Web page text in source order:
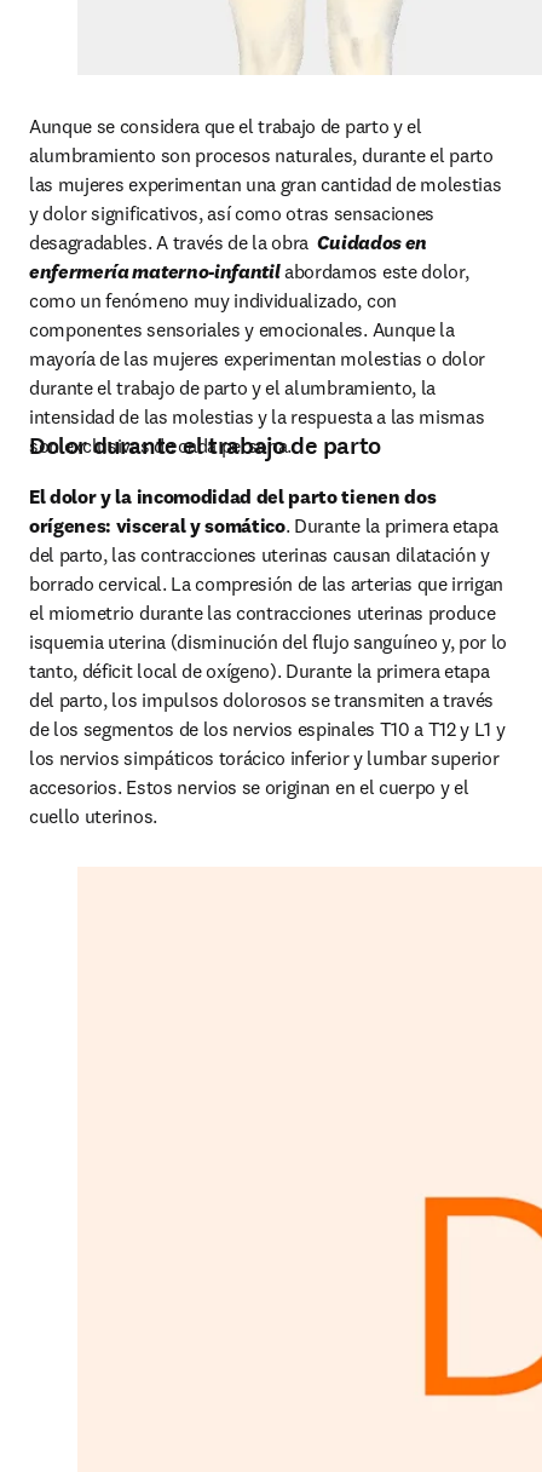
Aunque se considera que el trabajo de parto y el
alumbramiento son procesos naturales, durante el parto
las mujeres experimentan una gran cantidad de molestias
y dolor significativos, así como otras sensaciones
desagradables. A través de la obra Cuidados en
enfermería materno-infantil abordamos este dolor,
como un fenómeno muy individualizado, con
componentes sensoriales y emocionales. Aunque la
mayoría de las mujeres experimentan molestias o dolor
durante el trabajo de parto y el alumbramiento, la
intensidad de las molestias y la respuesta a las mismas
son exclusivas de cada persona.
Dolor durante el trabajo de parto
El dolor y la incomodidad del parto tienen dos
orígenes: visceral y somático. Durante la primera etapa
del parto, las contracciones uterinas causan dilatación y
borrado cervical. La compresión de las arterias que irrigan
el miometrio durante las contracciones uterinas produce
isquemia uterina (disminución del flujo sanguíneo y, por lo
tanto, déficit local de oxígeno). Durante la primera etapa
del parto, los impulsos dolorosos se transmiten a través
de los segmentos de los nervios espinales T10 a T12 y L1 y
los nervios simpáticos torácico inferior y lumbar superior
accesorios. Estos nervios se originan en el cuerpo y el
cuello uterinos.